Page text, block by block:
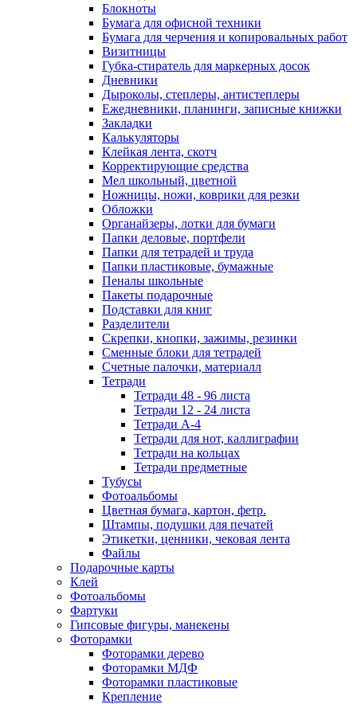
Блокноты
Бумага для офисной техники
Бумага для черчения и копировальных работ
Визитницы
Губка-стиратель для маркерных досок
Дневники
Дыроколы, степлеры, антистеплеры
Ежедневники, планинги, записные книжки
Закладки
Калькуляторы
Клейкая лента, скотч
Корректирующие средства
Мел школьный, цветной
Ножницы, ножи, коврики для резки
Обложки
Органайзеры, лотки для бумаги
Папки деловые, портфели
Папки для тетрадей и труда
Папки пластиковые, бумажные
Пеналы школьные
Пакеты подарочные
Подставки для книг
Разделители
Скрепки, кнопки, зажимы, резинки
Сменные блоки для тетрадей
Счетные палочки, материалл
Тетради
Тетради 48 - 96 листа
Тетради 12 - 24 листа
Тетради А-4
Тетради для нот, каллиграфии
Тетради на кольцах
Тетради предметные
Тубусы
Фотоальбомы
Цветная бумага, картон, фетр.
Штампы, подушки для печатей
Этикетки, ценники, чековая лента
Файлы
Подарочные карты
Клей
Фотоальбомы
Фартуки
Гипсовые фигуры, манекены
Фоторамки
Фоторамки дерево
Фоторамки МДФ
Фоторамки пластиковые
Крепление